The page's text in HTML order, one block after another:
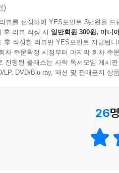
측면에서 큰 의미가 있다.
량난 속 지구촌, 미래 식량 개발
가들의 성공 스토리에는 항상 차
는 최소한의 비용으로 누구에게
특화된 공간이 바로 테크숍
워질 것이다. 구체적인 아이디
리콘밸리의 하드웨어 혁명, 1인
은 버튼 하나만 눌러도 지구 반
드들이 뜨고 지며, 다시 새롭
수집하여 그중 3년 안에 우리나
가지 트렌드》에 담았다.
트렌드서를 출간하고 있는
호흡하고 있다는 점에서, 세계
든 기발한 사람들의 기막힌 아이
)
뷰를 선정하여 YES포인트 3만원을 드
후 리뷰 작성 시 일반회원 300원, 마니
후 작성한 리뷰만 YES포인트 지급됩니
차 주문확정 시점부터 마지막 회차 주
진행된 클래스는 사락 독서모임 게시
LP, DVD/Blu-ray, 패션 및 판매금지 상
26